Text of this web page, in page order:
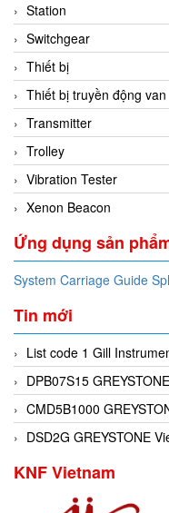
Station
Switchgear
Thiết bị
Thiết bị truyền động van
Transmitter
Trolley
Vibration Tester
Xenon Beacon
Ứng dụng sản
System Carriage Guide
Tin mới
List code 1 Gill
DPB07S15
CMD5B1000
DSD2G GREYSTONE
KNF Vietnam